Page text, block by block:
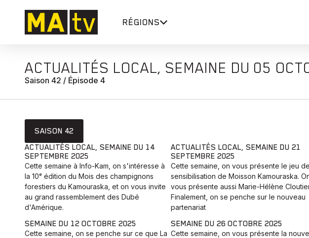
RÉGIONS
ACTUALITÉS LOCAL, SEMAINE DU 05
Saison 42 / Épisode 4
SAISON 42
ACTUALITÉS LOCAL, SEMAINE DU 14
SEPTEMBRE 2025
Cette semaine à Info-Kam, on s'intéresse à
la 10ᵉ édition du Mois des champignons
forestiers du Kamouraska, et on vous invite
au grand rassemblement des Dubé
d'Amérique.
ACTUALITÉS LOCAL, SEMAINE DU 21
SEPTEMBRE 2025
Cette semaine, on vous présente le jeu de
sensibilisation de Moisson Kamouraska.
vous présente aussi Marie-Hélène
Finalement, on se penche sur le nouveau
partenariat
SEMAINE DU 12 OCTOBRE 2025
Cette semaine, on se penche sur ce que La
SEMAINE DU 26 OCTOBRE 2025
Cette semaine, on vous présente la